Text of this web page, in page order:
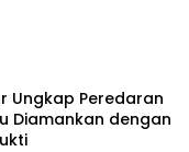
Ungkap Peredaran
Diamankan dengan